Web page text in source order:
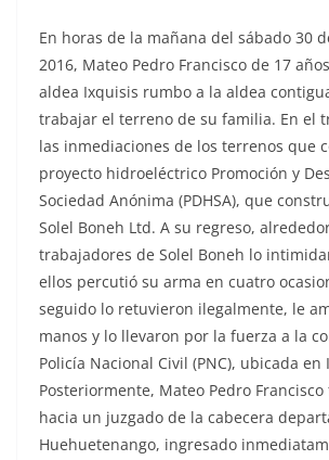
En horas de la mañana del sábado 30
2016, Mateo Pedro Francisco de 17
aldea Ixquisis rumbo a la aldea
trabajar el terreno de su familia. En el
las inmediaciones de los terrenos que
proyecto hidroeléctrico Promoción y
Sociedad Anónima (PDHSA), que
Solel Boneh Ltd. A su regreso,
trabajadores de Solel Boneh lo
ellos percutió su arma en cuatro
seguido lo retuvieron ilegalmente, le
manos y lo llevaron por la fuerza a la
Policía Nacional Civil (PNC), ubicada en
Posteriormente, Mateo Pedro
hacia un juzgado de la cabecera
Huehuetenango, ingresado